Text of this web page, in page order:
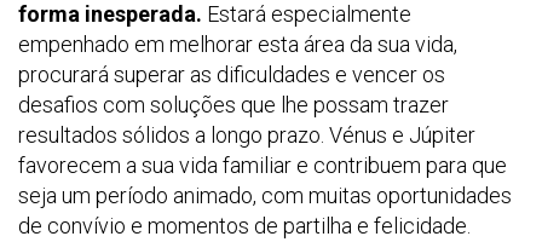
forma inesperada. Estará especialmente
empenhado em melhorar esta área da sua vida,
procurará superar as dificuldades e vencer os
desafios com soluções que lhe possam trazer
resultados sólidos a longo prazo. Vénus e Júpiter
favorecem a sua vida familiar e contribuem para que
seja um período animado, com muitas oportunidades
de convívio e momentos de partilha e felicidade.